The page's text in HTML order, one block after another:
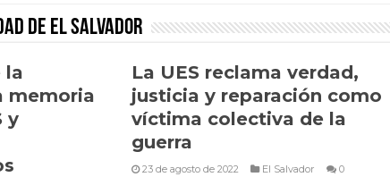
de El Salvador
la
memoria
y
La UES reclama verdad,
justicia y reparación como
víctima colectiva de la
guerra
23 de agosto de 2022 El Salvador 0